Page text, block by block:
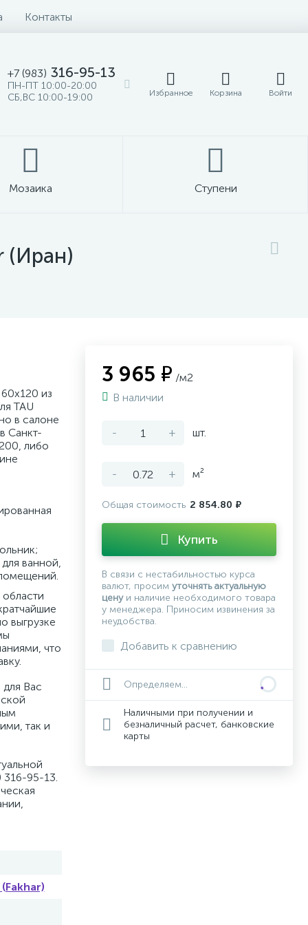
Контакты
+7 (983) 316-95-13
ПН-ПТ 10:00-20:00
СБ,ВС 10:00-19:00
Избранное Корзина Войти
Мозаика Ступени
(Иран)
из
TAU
в салоне
Санкт-
либо
ванной,
выгрузке
что
Вас
так и
316-95-13.
3 965 ₽ /м2
В наличии
- + шт.
- + м²
Общая стоимость 2 854.80 ₽
Купить
В связи с нестабильностью курса
валют, просим уточнять актуальную
ценуи наличие необходимого товара
у менеджера. Приносим извинения за
неудобства.
Добавить к сравнению
Определяем...
Наличными при получении и
безналичный расчет, банковские
карты